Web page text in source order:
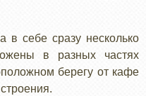
в себе сразу несколько
в разных частях
берегу от кафе